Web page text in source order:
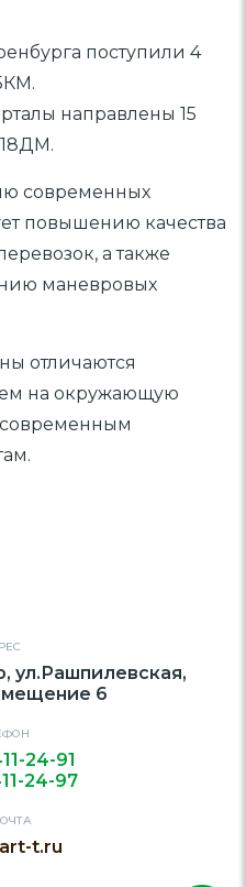
поступили 4
направлены 15
современных
повышению качества
а также
маневровых
отличаются
на окружающую
современным
ул.Рашпилевская,
6
24-91
24-97
t.ru